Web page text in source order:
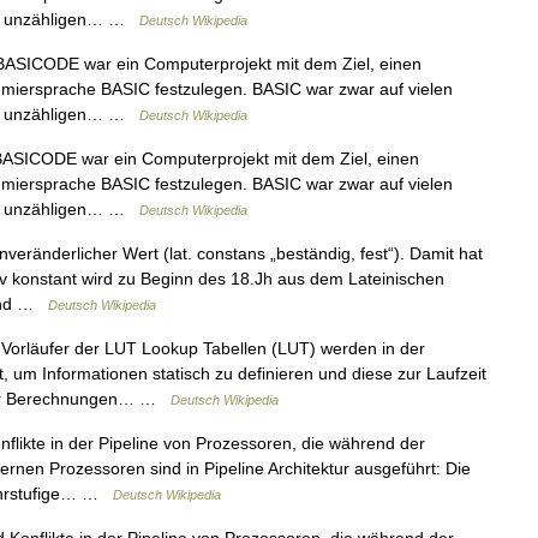
unzähligen… …
Deutsch Wikipedia
war ein Computerprojekt mit dem Ziel, einen
BASIC festzulegen. BASIC war zwar auf vielen
unzähligen… …
Deutsch Wikipedia
war ein Computerprojekt mit dem Ziel, einen
BASIC festzulegen. BASIC war zwar auf vielen
unzähligen… …
Deutsch Wikipedia
Wert (lat. constans „beständig, fest“). Damit hat
konstant wird zu Beginn des 18.Jh aus dem Lateinischen
…
Deutsch Wikipedia
der LUT Lookup Tabellen (LUT) werden in der
um Informationen statisch zu definieren und diese zur Laufzeit
Berechnungen… …
Deutsch Wikipedia
in der Pipeline von Prozessoren, die während der
Prozessoren sind in Pipeline Architektur ausgeführt: Die
…
Deutsch Wikipedia